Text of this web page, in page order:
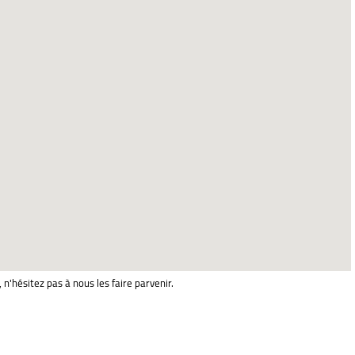
pas à nous les faire parvenir.